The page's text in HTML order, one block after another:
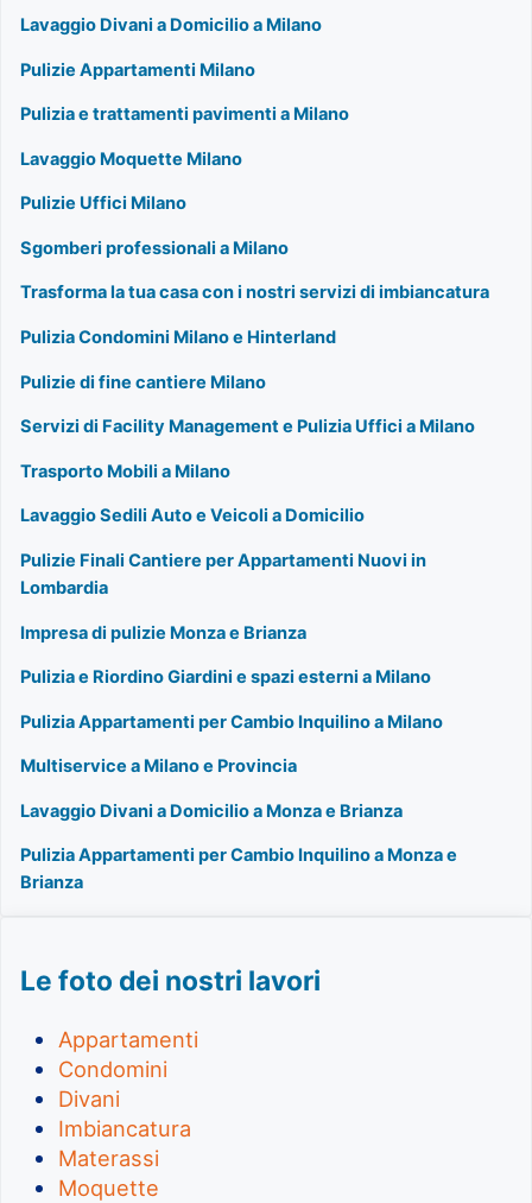
Lavaggio Divani a Domicilio a Milano
Pulizie Appartamenti Milano
Pulizia e trattamenti pavimenti a Milano
Lavaggio Moquette Milano
Pulizie Uffici Milano
Sgomberi professionali a Milano
Trasforma la tua casa con i nostri servizi di imbiancatura
Pulizia Condomini Milano e Hinterland
Pulizie di fine cantiere Milano
Servizi di Facility Management e Pulizia Uffici a Milano
Trasporto Mobili a Milano
Lavaggio Sedili Auto e Veicoli a Domicilio
Pulizie Finali Cantiere per Appartamenti Nuovi in
Lombardia
Impresa di pulizie Monza e Brianza
Pulizia e Riordino Giardini e spazi esterni a Milano
Pulizia Appartamenti per Cambio Inquilino a Milano
Multiservice a Milano e Provincia
Lavaggio Divani a Domicilio a Monza e Brianza
Pulizia Appartamenti per Cambio Inquilino a Monza e
Brianza
Le foto dei nostri lavori
Appartamenti
Condomini
Divani
Imbiancatura
Materassi
Moquette